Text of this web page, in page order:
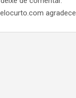
agradece